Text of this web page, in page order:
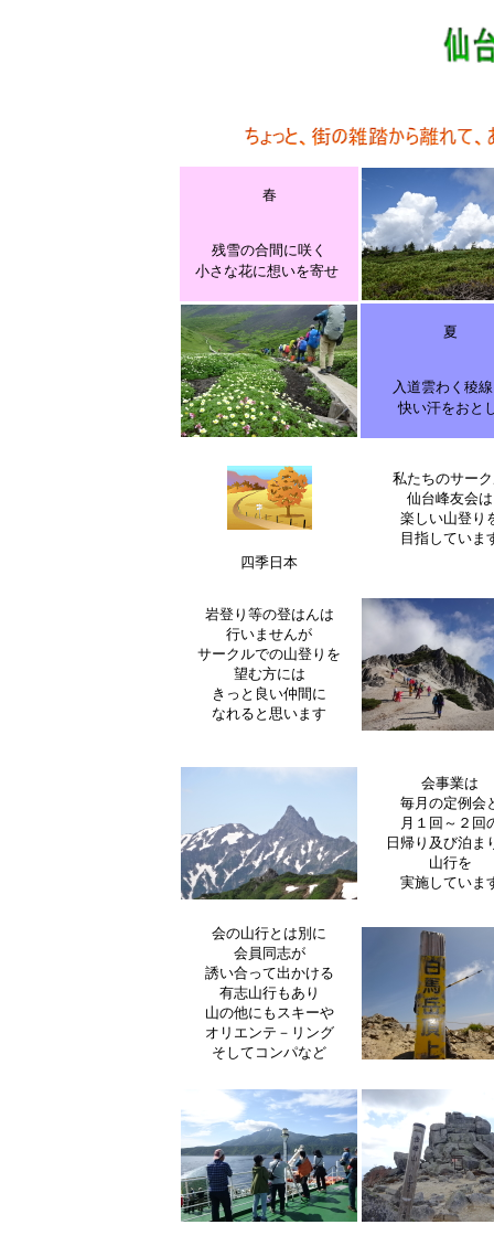
春
残雪の合間に咲く
小さな花に想いを寄せ
夏
入道雲わく稜
快い汗をおと
四季日本
私たちのサー
仙台峰友会は
楽しい山登り
目指していま
岩登り等の登はんは
行いませんが
サークルでの山登りを
望む方には
きっと良い仲間に
なれると思います
会事業は
毎月の定例会
月１回～２回
日帰り及び泊ま
山行を
実施していま
会の山行とは別に
会員同志が
誘い合って出かける
有志山行もあり
山の他にもスキーや
オリエンテ－リング
そしてコンパなど